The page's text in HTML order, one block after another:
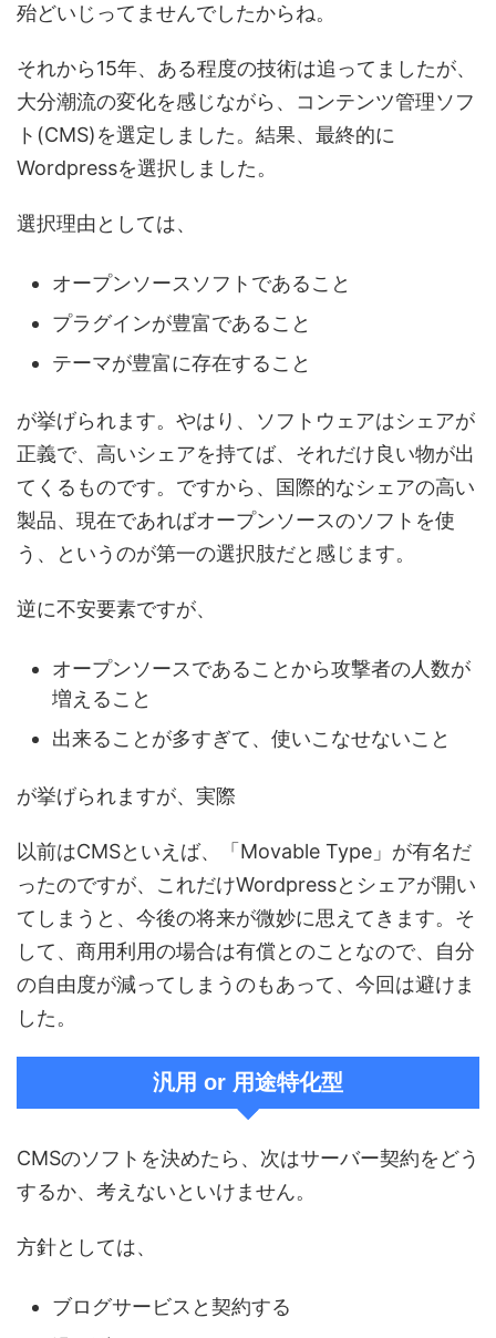
殆どいじってませんでしたからね。
それから15年、ある程度の技術は追ってましたが、
大分潮流の変化を感じながら、コンテンツ管理ソフ
ト(CMS)を選定しました。結果、最終的に
Wordpressを選択しました。
選択理由としては、
オープンソースソフトであること
プラグインが豊富であること
テーマが豊富に存在すること
が挙げられます。やはり、ソフトウェアはシェアが
正義で、高いシェアを持てば、それだけ良い物が出
てくるものです。ですから、国際的なシェアの高い
製品、現在であればオープンソースのソフトを使
う、というのが第一の選択肢だと感じます。
逆に不安要素ですが、
オープンソースであることから攻撃者の人数が
増えること
出来ることが多すぎて、使いこなせないこと
が挙げられますが、実際
以前はCMSといえば、「Movable Type」が有名だ
ったのですが、これだけWordpressとシェアが開い
てしまうと、今後の将来が微妙に思えてきます。そ
して、商用利用の場合は有償とのことなので、自分
の自由度が減ってしまうのもあって、今回は避けま
した。
汎用 or 用途特化型
CMSのソフトを決めたら、次はサーバー契約をどう
するか、考えないといけません。
方針としては、
ブログサービスと契約する